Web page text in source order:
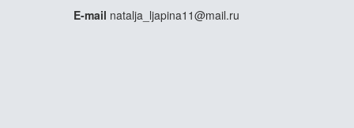
E-mail natalja_ljapina11@mail.ru